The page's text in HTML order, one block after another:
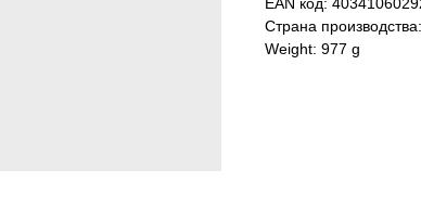
EAN код:
Страна
Weight: 977 g